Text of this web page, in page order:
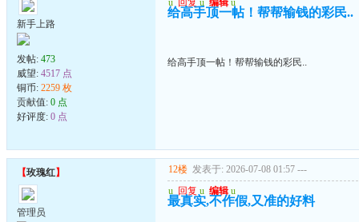
新手上路
发帖: 473
威望: 4517 点
铜币: 2259 枚
贡献值: 0 点
好评度: 0 点
u 回复 u 编辑 u
给高手顶一帖！帮帮输钱的彩民..
给高手顶一帖！帮帮输钱的彩民..
【玫瑰红】
管理员
12楼 发表于: 2026-07-08 01:57 ---
u 回复 u 编辑 u
最真实,不作假,又准的好料